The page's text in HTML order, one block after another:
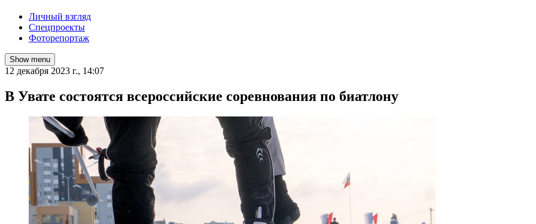
Личный взгляд
Спецпроекты
Фоторепортаж
Show menu
12 декабря 2023 г., 14:07
В Увате состоятся всероссийские соревнования по биатлону